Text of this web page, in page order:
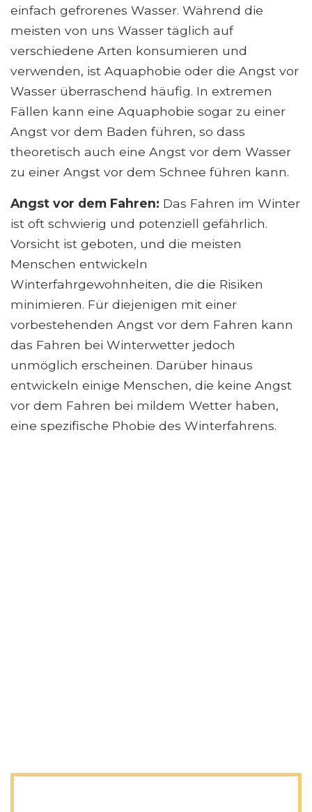
einfach gefrorenes Wasser. Während die
meisten von uns Wasser täglich auf
verschiedene Arten konsumieren und
verwenden, ist Aquaphobie oder die Angst vor
Wasser überraschend häufig. In extremen
Fällen kann eine Aquaphobie sogar zu einer
Angst vor dem Baden führen, so dass
theoretisch auch eine Angst vor dem Wasser
zu einer Angst vor dem Schnee führen kann.
Angst vor dem Fahren: Das Fahren im Winter
ist oft schwierig und potenziell gefährlich.
Vorsicht ist geboten, und die meisten
Menschen entwickeln
Winterfahrgewohnheiten, die die Risiken
minimieren. Für diejenigen mit einer
vorbestehenden Angst vor dem Fahren kann
das Fahren bei Winterwetter jedoch
unmöglich erscheinen. Darüber hinaus
entwickeln einige Menschen, die keine Angst
vor dem Fahren bei mildem Wetter haben,
eine spezifische Phobie des Winterfahrens.